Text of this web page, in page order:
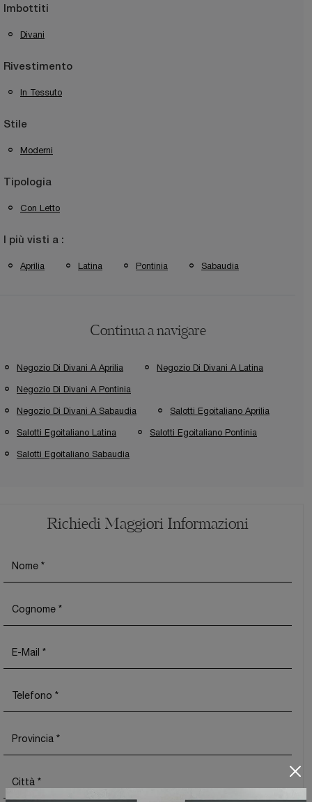
Imbottiti
Divani
Rivestimento
In Tessuto
Stile
Moderni
Tipologia
Con Letto
I più visti a :
Aprilia Latina Pontinia Sabaudia
Continua a navigare
Negozio Di Divani A Aprilia Negozio Di Divani A Latina
Negozio Di Divani A Pontinia
Negozio Di Divani A Sabaudia Salotti Egoitaliano Aprilia
Salotti Egoitaliano Latina Salotti Egoitaliano Pontinia
Salotti Egoitaliano Sabaudia
Richiedi Maggiori Informazioni